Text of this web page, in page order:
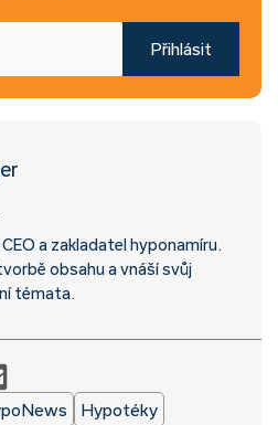
Přihlásit
a zakladatel hyponamíru.
obsahu a vnáší svůj
témata.
Hypotéky